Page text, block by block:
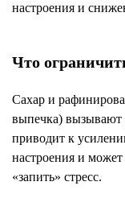
настроения и
Что
Сахар и
выпечка) вызывают
приводит к
настроения и
«запить» стресс.